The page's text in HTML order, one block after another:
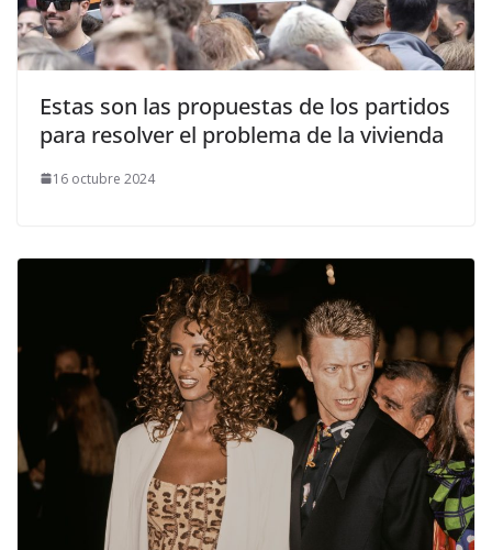
Estas son las propuestas de los partidos
para resolver el problema de la vivienda
16 octubre 2024